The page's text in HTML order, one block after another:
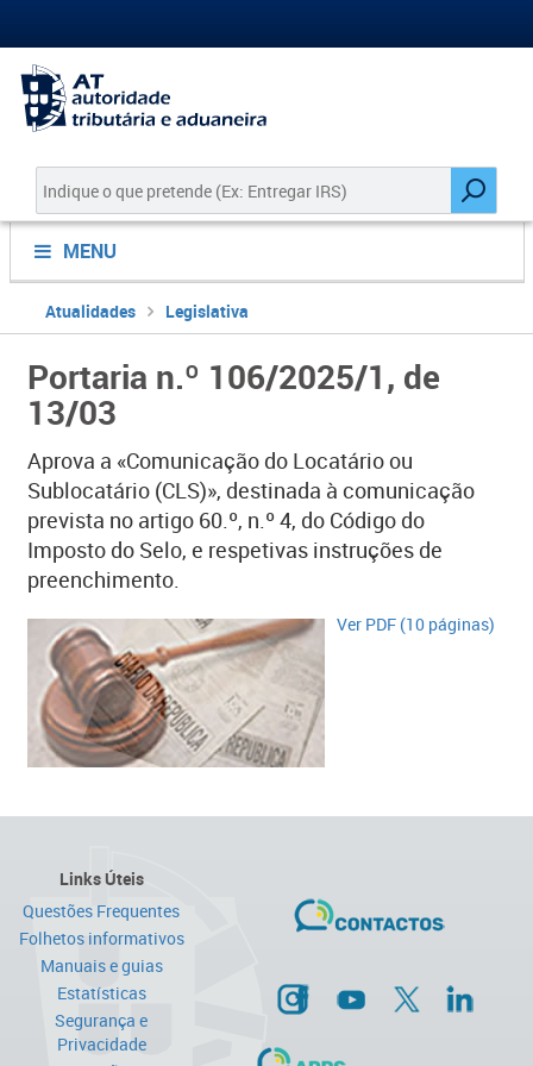
MENU
Atualidades Legislativa
Portaria n.º 106/2025/1, de
13/03
Aprova a «Comunicação do Locatário ou
Sublocatário (CLS)», destinada à comunicação
prevista no artigo 60.º, n.º 4, do Código do
Imposto do Selo, e respetivas instruções de
preenchimento.
Ver PDF (10 páginas)
Links Úteis
Questões Frequentes
Folhetos informativos
Manuais e guias
Estatísticas
Segurança e
Privacidade